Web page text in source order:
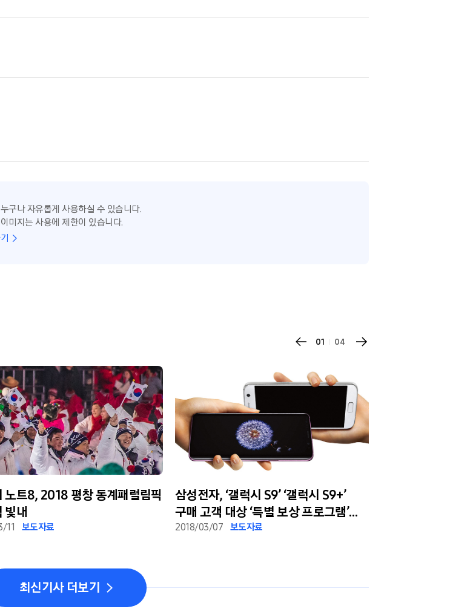
구나 자유롭게 사용하실 수 있습니다.
미지는 사용에 제한이 있습니다.
노트8, 2018 평창 동계패럴림픽
빛내
11 보도자료
삼성전자, ‘갤럭시 S9’ ‘갤럭시 S9+’
구매 고객 대상 ‘특별 보상 프로그램’
실시
2018/03/07 보도자료
01 04
최신기사 더보기